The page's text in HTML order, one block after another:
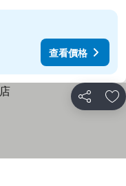
查看價格
分享 加